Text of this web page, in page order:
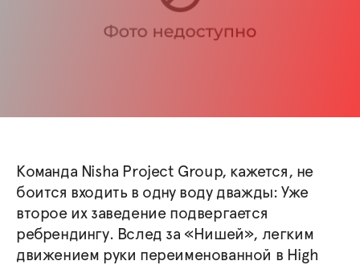
Команда Nisha Project Group, кажется, не
боится входить в одну воду дважды: Уже
второе их заведение подвергается
ребрендингу. Вслед за «Нишей», легким
движением руки переименованной в High